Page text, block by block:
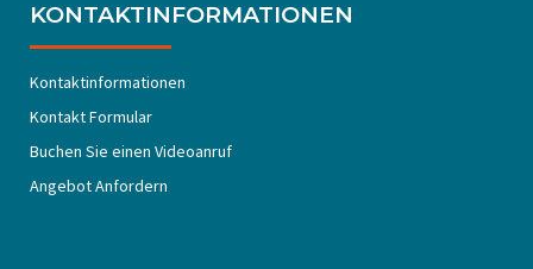
KONTAKTINFORMATIONEN
Kontaktinformationen
Kontakt Formular
Buchen Sie einen Videoanruf
Angebot Anfordern